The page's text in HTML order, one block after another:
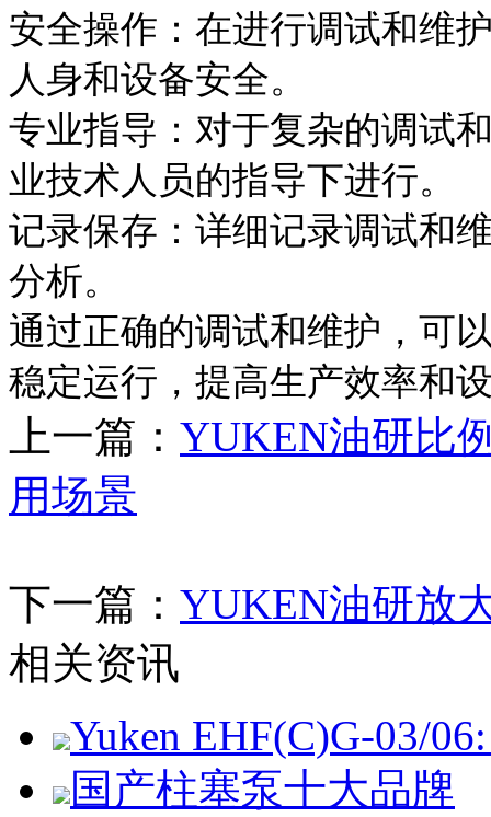
安全操作：在进行调试和维
人身和设备安全。
专业指导：对于复杂的调试
业技术人员的指导下进行。
记录保存：详细记录调试和
分析。
通过正确的调试和维护，可
稳定运行，提高生产效率和
上一篇： YUKEN油研比
用场景
下一篇： YUKEN油研放
相关资讯
Yuken EHF(C)G-03/
国产柱塞泵十大品牌